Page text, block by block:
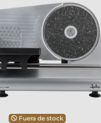
Fuera de stock